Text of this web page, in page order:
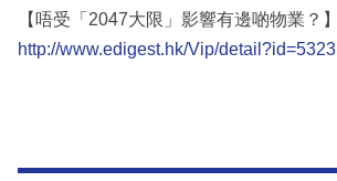
【唔受「2047大限」影響有邊啲物業？】
http://www.edigest.hk/Vip/detail?id=5323